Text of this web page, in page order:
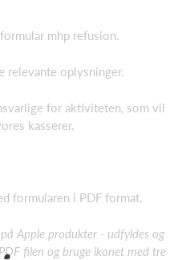
mhp refusion.
relevante oplysninger.
for aktiviteten, som vil
kasserer.
formularen i PDF format.
Apple produkter - udfyldes og
filen og bruge ikonet med tre